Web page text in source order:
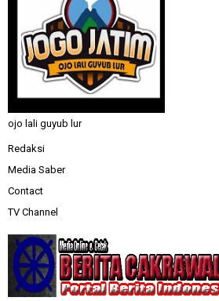
ojo lali guyub lur
Redaksi
Media Saber
Contact
TV Channel